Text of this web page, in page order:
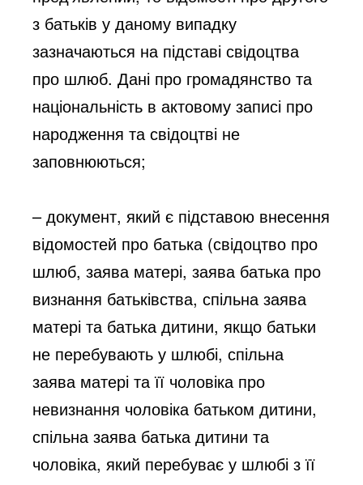
з батьків у даному випадку
зазначаються на підставі свідоцтва
про шлюб. Дані про громадянство та
національність в актовому записі про
народження та свідоцтві не
заповнюються;
– документ, який є підставою внесення
відомостей про батька (свідоцтво про
шлюб, заява матері, заява батька про
визнання батьківства, спільна заява
матері та батька дитини, якщо батьки
не перебувають у шлюбі, спільна
заява матері та її чоловіка про
невизнання чоловіка батьком дитини,
спільна заява батька дитини та
чоловіка, який перебуває у шлюбі з її